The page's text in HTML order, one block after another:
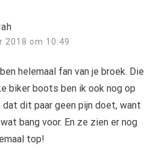
2018 om 10:49
helemaal fan van je broek. Die
biker boots ben ik ook nog op
dat dit paar geen pijn doet, want
bang voor. En ze zien er nog
top!